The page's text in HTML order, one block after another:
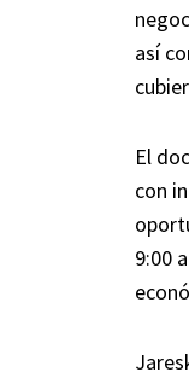
así
El
con
9:00